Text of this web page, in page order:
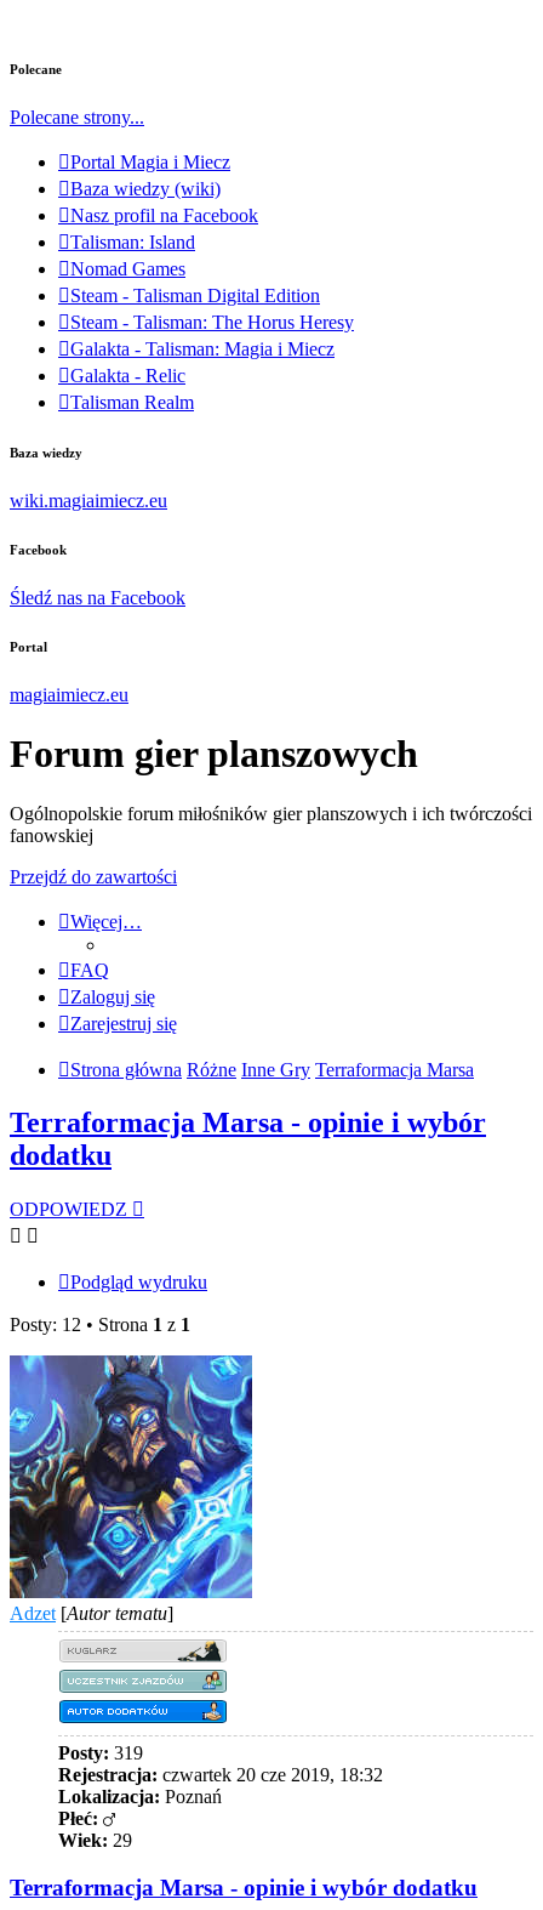
Polecane
Polecane strony...
Portal Magia i Miecz
Baza wiedzy (wiki)
Nasz profil na Facebook
Talisman: Island
Nomad Games
Steam - Talisman Digital Edition
Steam - Talisman: The Horus Heresy
Galakta - Talisman: Magia i Miecz
Galakta - Relic
Talisman Realm
Baza wiedzy
wiki.magiaimiecz.eu
Facebook
Śledź nas na Facebook
Portal
magiaimiecz.eu
Forum gier planszowych
Ogólnopolskie forum miłośników gier planszowych i ich twórczości
fanowskiej
Przejdź do zawartości
Więcej…
FAQ
Zaloguj się
Zarejestruj się
Strona główna Różne Inne Gry Terraformacja Marsa
Terraformacja Marsa - opinie i wybór
dodatku
ODPOWIEDZ
Podgląd wydruku
Posty: 12 • Strona 1 z 1
Adzet [Autor tematu]
Posty: 319
Rejestracja: czwartek 20 cze 2019, 18:32
Lokalizacja: Poznań
Płeć:
Wiek: 29
Terraformacja Marsa - opinie i wybór dodatku